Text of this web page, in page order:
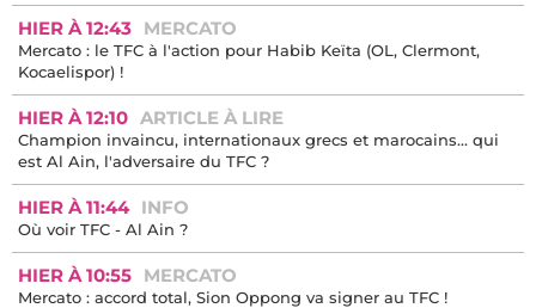
HIER À 12:43 MERCATO
Mercato : le TFC à l'action pour Habib Keïta (OL, Clermont,
Kocaelispor) !
HIER À 12:10 ARTICLE À LIRE
Champion invaincu, internationaux grecs et marocains… qui
est Al Ain, l'adversaire du TFC ?
HIER À 11:44 INFO
Où voir TFC - Al Ain ?
HIER À 10:55 MERCATO
Mercato : accord total, Sion Oppong va signer au TFC !